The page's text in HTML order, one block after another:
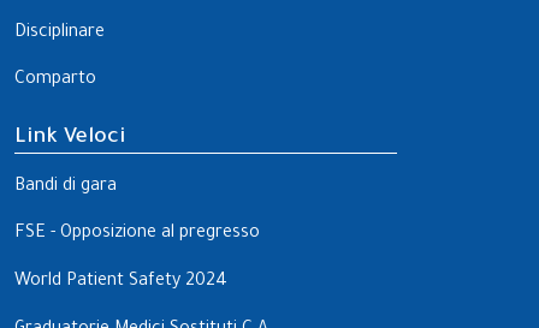
Disciplinare
Comparto
Link Veloci
Bandi di gara
FSE - Opposizione al pregresso
World Patient Safety 2024